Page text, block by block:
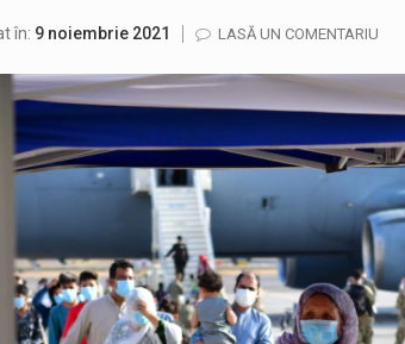
în intervalul orar 12:00 – 20:00,
vară și nimic nu e mai frumos decat să ai
05 august, ora 10.00 – 09 august,
Prin Sistemul Unic de Apeluri de
în: 9 noiembrie 2021 LASĂ UN COMENTARIU